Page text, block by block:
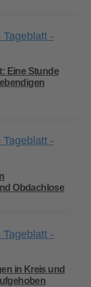
Eine Stunde
Obdachlose
in Kreis und